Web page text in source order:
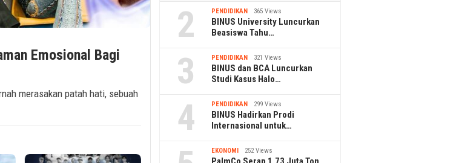
Emosional Bagi
merasakan patah hati, sebuah
2 PENDIDIKAN 365 Views
BINUS University Luncurkan
Beasiswa Tahu…
3 PENDIDIKAN 321 Views
BINUS dan BCA Luncurkan
Studi Kasus Halo…
4 PENDIDIKAN 299 Views
BINUS Hadirkan Prodi
Internasional untuk…
EKONOMI 252 Views